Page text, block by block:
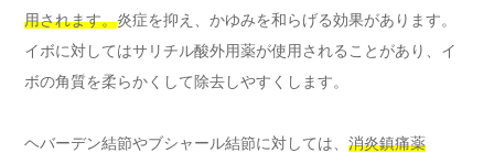
用されます。炎症を抑え、かゆみを和らげる効果があります。
イボに対してはサリチル酸外用薬が使用されることがあり、イ
ボの角質を柔らかくして除去しやすくします。
ヘバーデン結節やブシャール結節に対しては、 消炎鎮痛薬